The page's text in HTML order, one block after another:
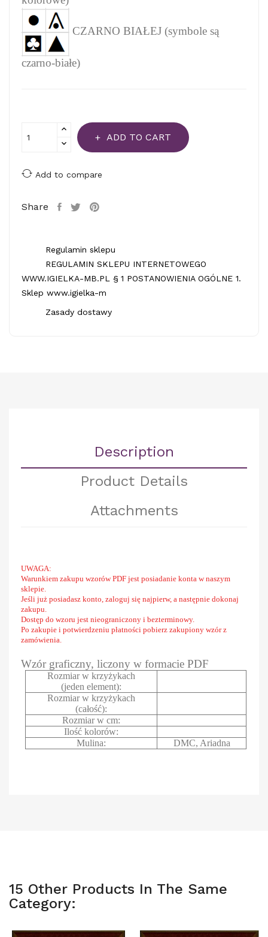
CZARNO BIAŁEJ (symbole są
czarno-białe)
ADD TO CART
Add to compare
Share
Regulamin sklepu
REGULAMIN SKLEPU INTERNETOWEGO
WWW.IGIELKA-MB.PL § 1 POSTANOWIENIA OGÓLNE 1.
Sklep www.igielka-m
Zasady dostawy
Description
Product Details
Attachments
UWAGA:
Warunkiem zakupu wzorów PDF jest posiadanie konta w naszym
sklepie.
Jeśli już posiadasz konto, zaloguj się najpierw, a następnie dokonaj
zakupu.
Dostęp do wzoru jest nieograniczony i bezterminowy.
Po zakupie i potwierdzeniu płatności pobierz zakupiony wzór z
zamówienia.
Wzór graficzny, liczony w formacie PDF
Rozmiar w krzyżykach
(jeden element):
Rozmiar w krzyżykach
(całość):
Rozmiar w cm:
Ilość kolorów:
Mulina:
DMC, Ariadna
15 Other Products In The Same
Category: